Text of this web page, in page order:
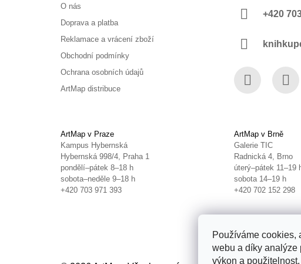
Používáme cookies,
webu a díky analýze
výkon a
O nás
Doprava a platba
Reklamace a vrácení zboží
Obchodní podmínky
Ochrana osobních údajů
ArtMap distribuce
+420
ArtMap v Praze
Kampus Hybernská
Hybernská 998/4, Praha 1
pondělí–pátek 8–18 h
sobota–neděle 9–18 h
+420 703 971 393
ArtMap v Brně
Galerie TIC
Radnická 4, Brno
úterý–pátek 11–19
sobota 14–19 h
+420 702 152 298